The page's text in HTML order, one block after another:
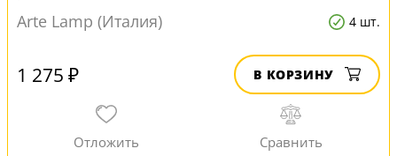
Arte Lamp (Италия)
4 шт.
1 275 ₽ В КОРЗИНУ